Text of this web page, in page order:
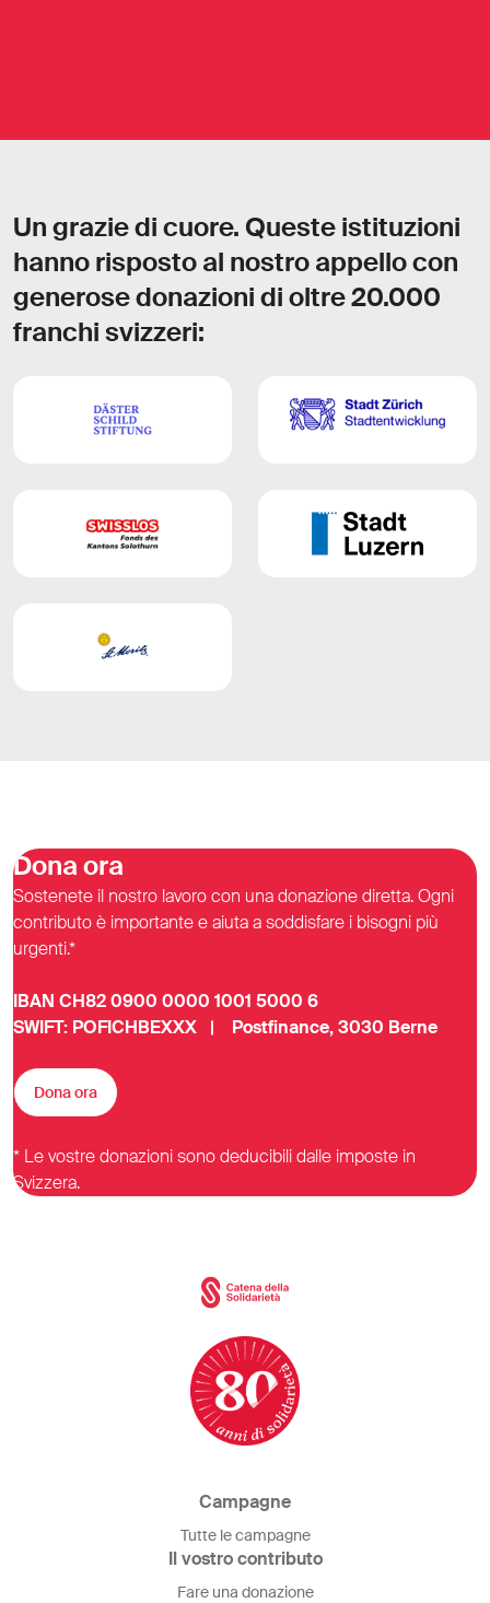
Un grazie di cuore. Queste istituzioni
hanno risposto al nostro appello con
generose donazioni di oltre 20.000
franchi svizzeri:
Dona ora
Sostenete il nostro lavoro con una donazione diretta. Ogni
contributo è importante e aiuta a soddisfare i bisogni più
urgenti.*
IBAN CH82 0900 0000 1001 5000 6
SWIFT: POFICHBEXXX | Postfinance, 3030 Berne
Dona ora
* Le vostre donazioni sono deducibili dalle imposte in
Svizzera.
Campagne
Tutte le campagne
Il vostro contributo
Fare una donazione